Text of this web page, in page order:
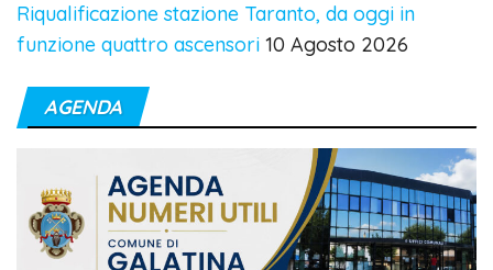
Riqualificazione stazione Taranto, da oggi in
funzione quattro ascensori 10 Agosto 2026
AGENDA